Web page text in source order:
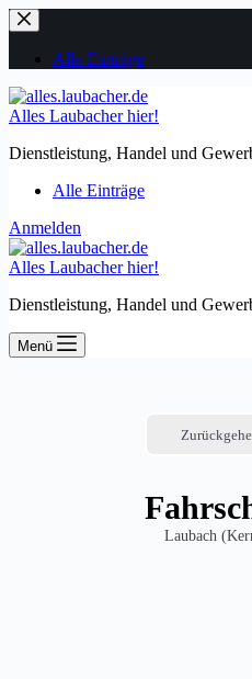
Zum
Inhalt
springenAlle Einträge
Alles Laubacher hier!
Dienstleistung, Handel und
Alle Einträge
Anmelden
Alles Laubacher hier!
Dienstleistung, Handel und
Menü
Laubach